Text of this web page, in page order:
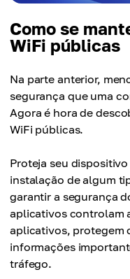
Como se
WiFi públicas
Na parte anterior,
segurança que uma
Agora é hora de
WiFi públicas.
Proteja seu
instalação de algum
garantir a segurança
aplicativos controlam
aplicativos, protegem
informações
tráfego.